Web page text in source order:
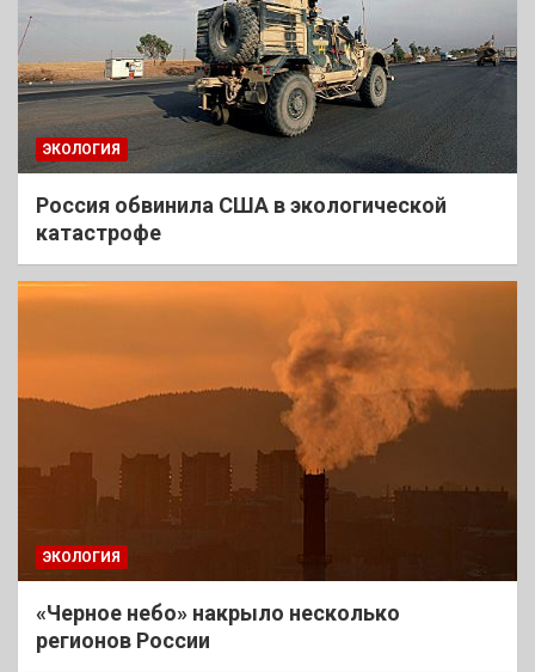
ЭКОЛОГИЯ
Россия обвинила США в экологической
катастрофе
ЭКОЛОГИЯ
«Черное небо» накрыло несколько
регионов России